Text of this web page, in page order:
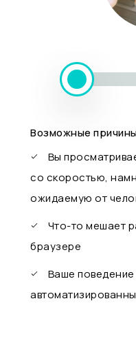
Возможные
Вы
со скоростью,
ожидаемую от
Что-то мешает
браузере
Ваше